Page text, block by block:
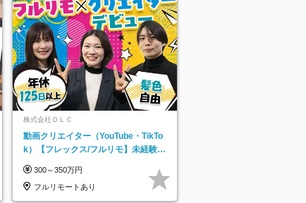
株式会社ＯＬＣ
動画クリエイター（YouTube・TikTo
k）【フレックス/フルリモ】未経験O
300～350万円
フルリモートあり